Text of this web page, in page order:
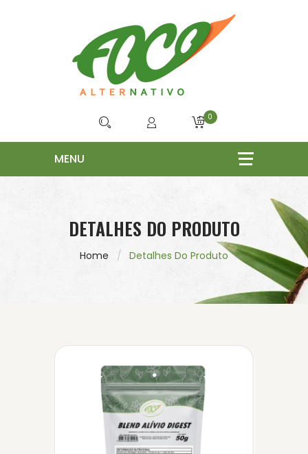
0
DETALHES DO PRODUTO
Home Detalhes Do Produto